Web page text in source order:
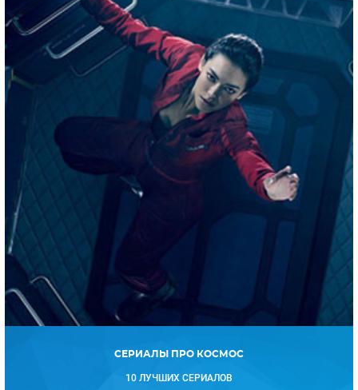
СЕРИАЛЫ ПРО КОСМОС
10 ЛУЧШИХ СЕРИАЛОВ